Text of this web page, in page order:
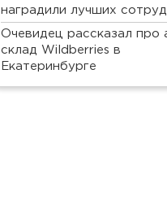
наградили лучших
Очевидец рассказал про
склад Wildberries в
Екатеринбурге